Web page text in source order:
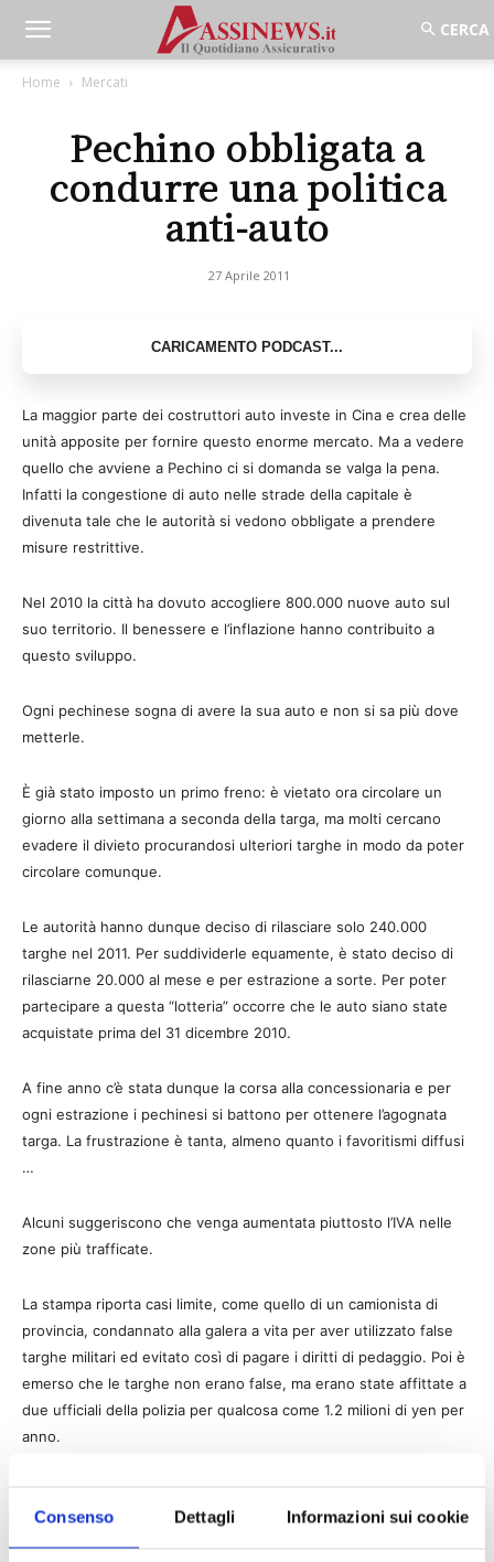
Consenso Dettagli Informazioni sui cookie
Home Mercati
Pechino obbligata a
condurre una politica
anti-auto
27 Aprile 2011
La maggior parte dei costruttori auto investe in Cina e crea delle
unità apposite per fornire questo enorme mercato. Ma a vedere
quello che avviene a Pechino ci si domanda se valga la pena.
Infatti la congestione di auto nelle strade della capitale è
divenuta tale che le autorità si vedono obbligate a prendere
misure restrittive.
Nel 2010 la città ha dovuto accogliere 800.000 nuove auto sul
suo territorio. Il benessere e l’inflazione hanno contribuito a
questo sviluppo.
Ogni pechinese sogna di avere la sua auto e non si sa più dove
metterle.
È già stato imposto un primo freno: è vietato ora circolare un
giorno alla settimana a seconda della targa, ma molti cercano
evadere il divieto procurandosi ulteriori targhe in modo da poter
circolare comunque.
Le autorità hanno dunque deciso di rilasciare solo 240.000
targhe nel 2011. Per suddividerle equamente, è stato deciso di
rilasciarne 20.000 al mese e per estrazione a sorte. Per poter
partecipare a questa “lotteria” occorre che le auto siano state
acquistate prima del 31 dicembre 2010.
A fine anno c’è stata dunque la corsa alla concessionaria e per
ogni estrazione i pechinesi si battono per ottenere l’agognata
targa. La frustrazione è tanta, almeno quanto i favoritismi diffusi
…
Alcuni suggeriscono che venga aumentata piuttosto l’IVA nelle
zone più trafficate.
La stampa riporta casi limite, come quello di un camionista di
provincia, condannato alla galera a vita per aver utilizzato false
targhe militari ed evitato così di pagare i diritti di pedaggio. Poi è
emerso che le targhe non erano false, ma erano state affittate a
due ufficiali della polizia per qualcosa come 1.2 milioni di yen per
anno.
traffico che per l’inquinamento.